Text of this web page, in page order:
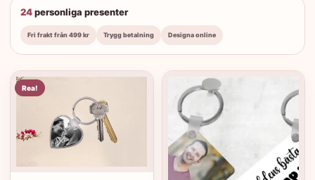
24personliga presenter
Fri frakt från 499 kr Trygg betalning Designa online
Rea!